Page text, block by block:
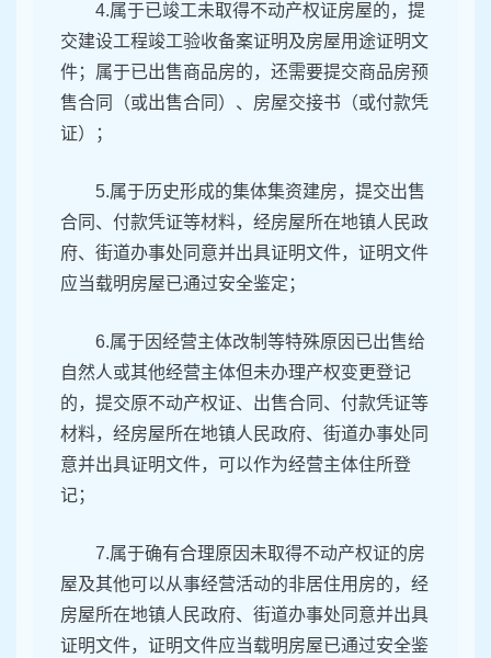
4.属于已竣工未取得不动产权证房屋的，提
交建设工程竣工验收备案证明及房屋用途证明文
件；属于已出售商品房的，还需要提交商品房预
售合同（或出售合同）、房屋交接书（或付款凭
证）；
5.属于历史形成的集体集资建房，提交出售
合同、付款凭证等材料，经房屋所在地镇人民政
府、街道办事处同意并出具证明文件，证明文件
应当载明房屋已通过安全鉴定；
6.属于因经营主体改制等特殊原因已出售给
自然人或其他经营主体但未办理产权变更登记
的，提交原不动产权证、出售合同、付款凭证等
材料，经房屋所在地镇人民政府、街道办事处同
意并出具证明文件，可以作为经营主体住所登
记；
7.属于确有合理原因未取得不动产权证的房
屋及其他可以从事经营活动的非居住用房的，经
房屋所在地镇人民政府、街道办事处同意并出具
证明文件，证明文件应当载明房屋已通过安全鉴